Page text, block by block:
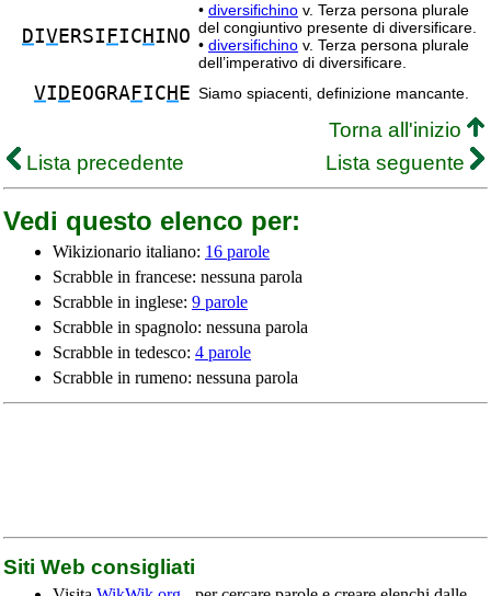
DIVERSI FIC H INO
• diversifichino v. Terza persona plurale
del congiuntivo presente di diversificare.
• diversifichino v. Terza persona plurale
dell’imperativo di diversificare.
VI D EOGRAFIC H E Siamo spiacenti, definizione mancante.
Torna all'inizio
Lista precedente
Lista seguente
Vedi questo elenco per:
Wikizionario italiano: 16 parole
Scrabble in francese: nessuna parola
Scrabble in inglese: 9 parole
Scrabble in spagnolo: nessuna parola
Scrabble in tedesco: 4 parole
Scrabble in rumeno: nessuna parola
Siti Web consigliati